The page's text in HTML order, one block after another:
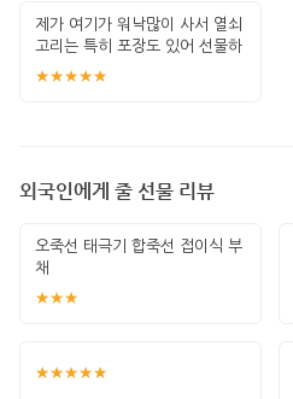
제가 여기가 워낙많이 사서 열쇠
고리는 특히 포장도 있어 선물하
기 좋고 퀄
★★★★★
외국인에게 줄 선물 리뷰
오죽선 태극기 합죽선 접이식 부
채
★★★
★★★★★